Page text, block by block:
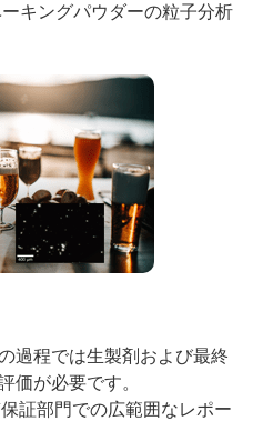
キングパウダーの粒子分析
過程では生製剤および最終
価が必要です。
証部門での広範囲なレポー